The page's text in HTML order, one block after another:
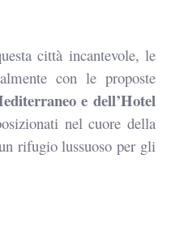
città incantevole, le
con le proposte
e dell’Hotel
nel cuore della
rifugio lussuoso per gli